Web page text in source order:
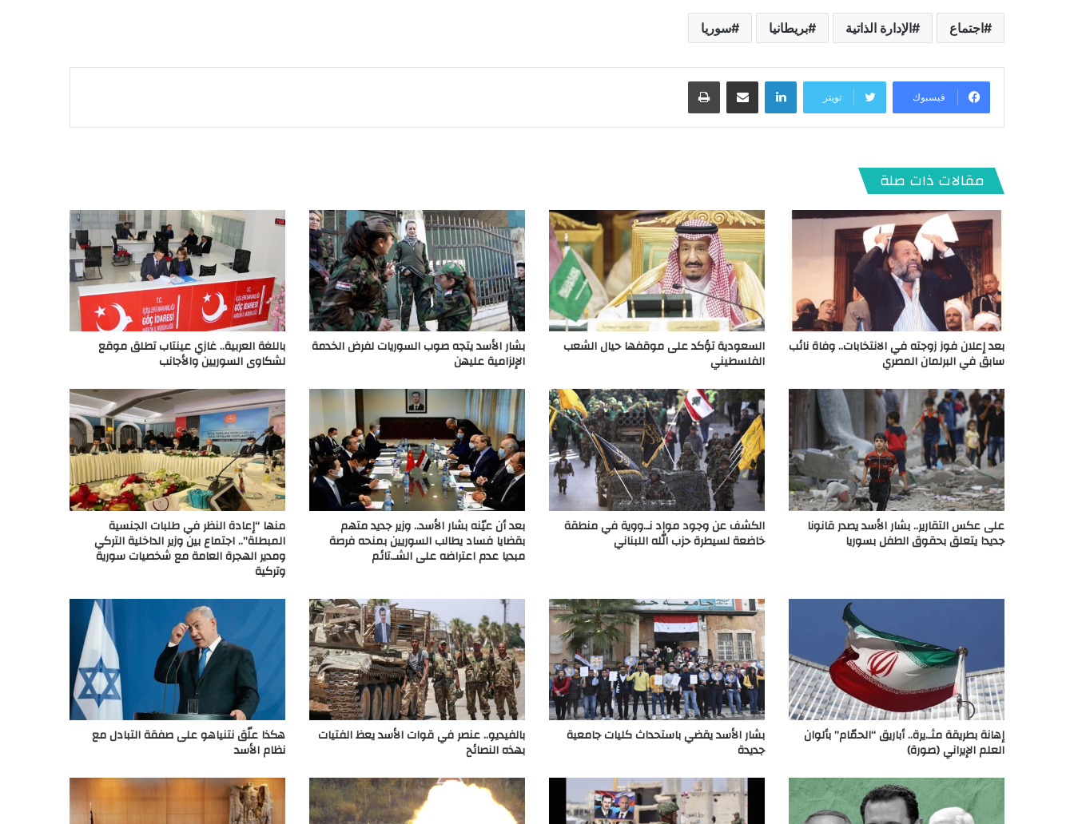
اجتماع الإدارة الذاتية بريطانيا سوريا
فيسبوك تويتر
لينكدإن
مقالات ذات صلة
بعد إعلان فوز زوجته في الانتخابات.. وفاة نائب
سابق في البرلمان المصري
السعودية تؤكد على موقفها حيال الشعب
الفلسطيني
بشار الأسد يتجه صوب السوريات لفرض الخدمة
الإلزامية عليهن
باللغة العربية.. غازي عينتاب تطلق موقع
لشكاوى السوريين والأجانب
على عكس التقارير.. بشار الأسد يصدر قانونا
جديدا يتعلق بحقوق الطفل بسوريا
الكشف عن وجود مواد نـ.ووية في منطقة
خاضعة لسيطرة حزب الله اللبناني
بعد أن عيّنه بشار الأسد.. وزير جديد متهم
بقضايا فساد يطالب السوريين بمنحه فرصة
مبديا عدم اعتراضه على الشـ.تائم
منها “إعادة النظر في طلبات الجنسية
المبطلة”.. اجتماع بين وزير الداخلية التركي
ومدير الهجرة العامة مع شخصيات سورية
وتركية
إهانة بطريقة مثـ.يرة.. أباريق “الحمّام” بألوان
العلم الإيراني (صورة)
بشار الأسد يقضي باستحداث كليات جامعية
جديدة
بالفيديو.. عنصر في قوات الأسد يعظ الفتيات
بهذه النصائح
هكذا علّق نتنياهو على صفقة التبادل مع
نظام الأسد